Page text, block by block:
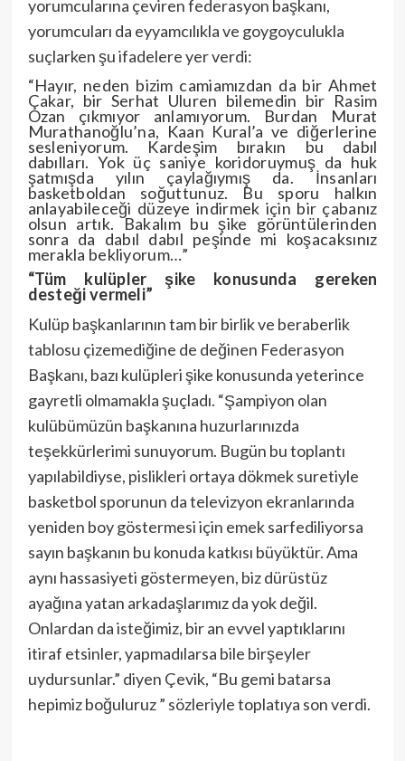
yorumcularına çeviren federasyon başkanı,
yorumcuları da eyyamcılıkla ve goygoyculukla
suçlarken şu ifadelere yer verdi:
“Hayır, neden bizim camiamızdan da bir Ahmet
Çakar, bir Serhat Uluren bilemedin bir Rasim
Ozan çıkmıyor anlamıyorum. Burdan Murat
Murathanoğlu’na, Kaan Kural’a ve diğerlerine
sesleniyorum. Kardeşim bırakın bu dabıl
dabılları. Yok üç saniye koridoruymuş da huk
şatmışda yılın çaylağıymış da. İnsanları
basketboldan soğuttunuz. Bu sporu halkın
anlayabileceği düzeye indirmek için bir çabanız
olsun artık. Bakalım bu şike görüntülerinden
sonra da dabıl dabıl peşinde mi koşacaksınız
merakla bekliyorum…”
“Tüm kulüpler şike konusunda gereken
desteği vermeli”
Kulüp başkanlarının tam bir birlik ve beraberlik
tablosu çizemediğine de değinen Federasyon
Başkanı, bazı kulüpleri şike konusunda yeterince
gayretli olmamakla şuçladı. “Şampiyon olan
kulübümüzün başkanına huzurlarınızda
teşekkürlerimi sunuyorum. Bugün bu toplantı
yapılabildiyse, pislikleri ortaya dökmek suretiyle
basketbol sporunun da televizyon ekranlarında
yeniden boy göstermesi için emek sarfediliyorsa
sayın başkanın bu konuda katkısı büyüktür. Ama
aynı hassasiyeti göstermeyen, biz dürüstüz
ayağına yatan arkadaşlarımız da yok değil.
Onlardan da isteğimiz, bir an evvel yaptıklarını
itiraf etsinler, yapmadılarsa bile birşeyler
uydursunlar.” diyen Çevik, “Bu gemi batarsa
hepimiz boğuluruz ” sözleriyle toplatıya son verdi.